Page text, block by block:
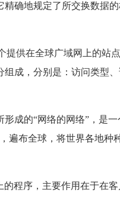
精确地规定了所交换数据
提供在全球广域网上的站
成，分别是：访问类型
形成的“网络的网络”，是
遍布全球，将世界各地种
的程序，主要作用在于在